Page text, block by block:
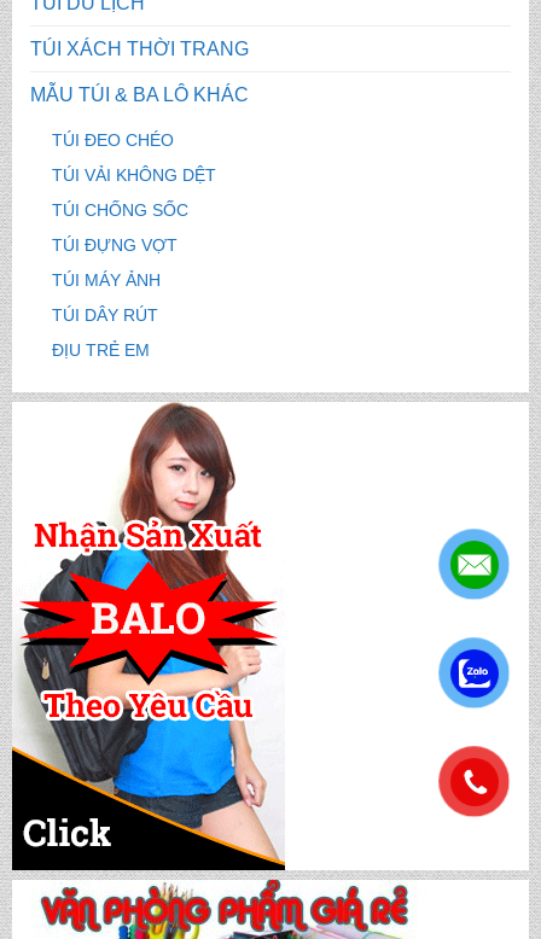
TÚI XÁCH THỜI TRANG
MẪU TÚI & BA LÔ KHÁC
TÚI ĐEO CHÉO
TÚI VẢI KHÔNG DỆT
TÚI CHỐNG SỐC
TÚI ĐỰNG VỢT
TÚI MÁY ẢNH
TÚI DÂY RÚT
ĐỊU TRẺ EM
CẶP HỌC SINH MS: TN 5016
CẶP HỌC SINH MS: TN 5015
CẶP HỌC SINH MS: TN 5014
CẶP HỌC SINH MS: TN 5013
.
.